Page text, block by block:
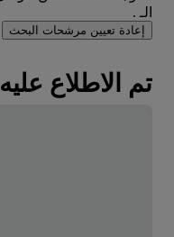
الـ .
إعادة تعيين مرشحات البحث
تم الاطلاع